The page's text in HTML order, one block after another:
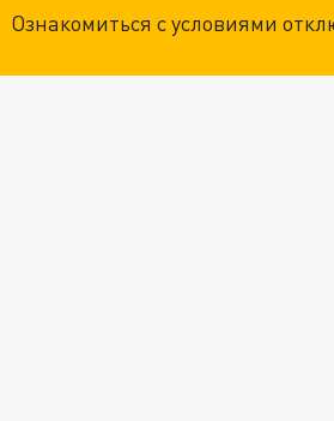
Ознакомиться с условиями